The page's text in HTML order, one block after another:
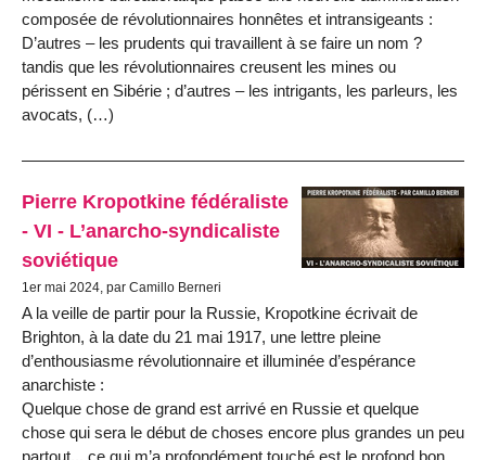
composée de révolutionnaires honnêtes et intransigeants :
D’autres – les prudents qui travaillent à se faire un nom ?
tandis que les révolutionnaires creusent les mines ou
périssent en Sibérie ; d’autres – les intrigants, les parleurs, les
avocats, (…)
Pierre Kropotkine fédéraliste
- VI - L’anarcho-syndicaliste
soviétique
1er mai 2024, par Camillo Berneri
A la veille de partir pour la Russie, Kropotkine écrivait de
Brighton, à la date du 21 mai 1917, une lettre pleine
d’enthousiasme révolutionnaire et illuminée d’espérance
anarchiste :
Quelque chose de grand est arrivé en Russie et quelque
chose qui sera le début de choses encore plus grandes un peu
partout... ce qui m’a profondément touché est le profond bon